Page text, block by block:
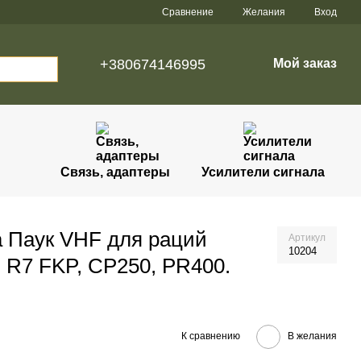
Сравнение Желания Вход
+380674146995 Мой заказ
Связь, адаптеры Усилители сигнала
VHF для раций
FKP, CP250, PR400.
Артикул
10204
К сравнению В желания